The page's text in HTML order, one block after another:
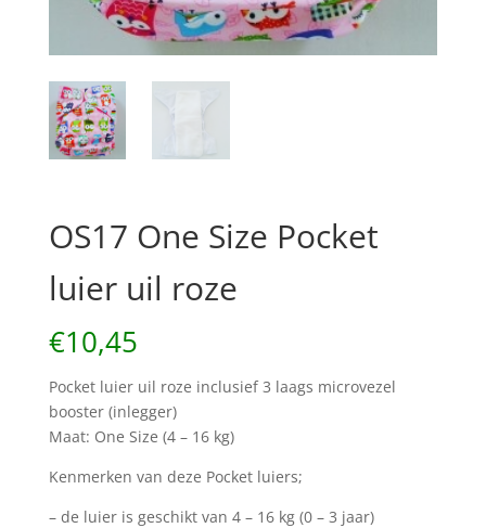
OS17 One Size Pocket
luier uil roze
€10,45
Pocket luier uil roze inclusief 3 laags microvezel
booster (inlegger)
Maat: One Size (4 – 16 kg)
Kenmerken van deze Pocket luiers;
– de luier is geschikt van 4 – 16 kg (0 – 3 jaar)